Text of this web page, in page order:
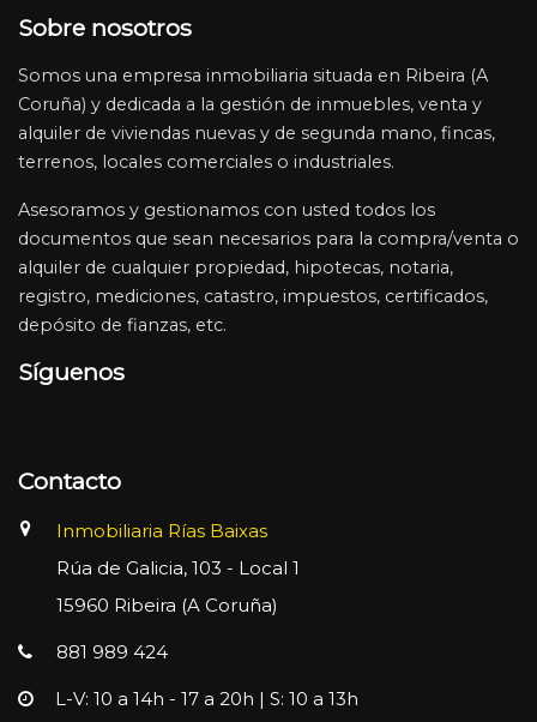
Sobre nosotros
Somos una empresa inmobiliaria situada en Ribeira (A
Coruña) y dedicada a la gestión de inmuebles, venta y
alquiler de viviendas nuevas y de segunda mano, fincas,
terrenos, locales comerciales o industriales.
Asesoramos y gestionamos con usted todos los
documentos que sean necesarios para la compra/venta o
alquiler de cualquier propiedad, hipotecas, notaria,
registro, mediciones, catastro, impuestos, certificados,
depósito de fianzas, etc.
Síguenos
Contacto
Inmobiliaria Rías Baixas
Rúa de Galicia, 103 - Local 1
15960 Ribeira (A Coruña)
881 989 424
L-V: 10 a 14h - 17 a 20h | S: 10 a 13h